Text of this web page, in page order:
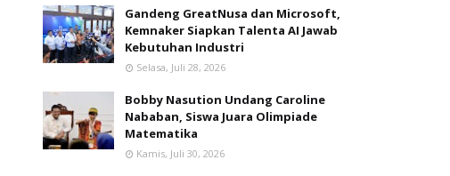
Gandeng GreatNusa dan Microsoft,
Kemnaker Siapkan Talenta AI Jawab
Kebutuhan Industri
Selasa, Juli 28, 2026
Bobby Nasution Undang Caroline
Nababan, Siswa Juara Olimpiade
Matematika
Kamis, Juli 30, 2026